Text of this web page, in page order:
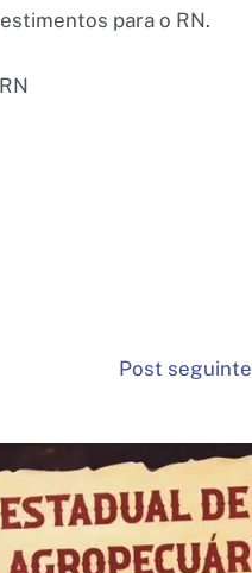
para o RN.
Post seguinte